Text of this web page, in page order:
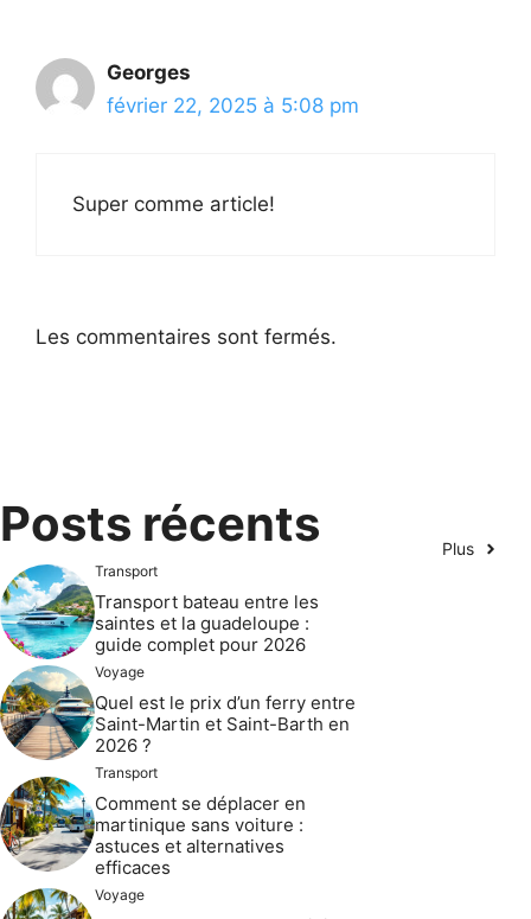
Georges
février 22, 2025 à 5:08 pm
Super comme article!
Les commentaires sont fermés.
Posts récents Plus
Transport
Transport bateau entre les
saintes et la guadeloupe :
guide complet pour 2026
Voyage
Quel est le prix d’un ferry entre
Saint-Martin et Saint-Barth en
2026 ?
Transport
Comment se déplacer en
martinique sans voiture :
astuces et alternatives
efficaces
Voyage